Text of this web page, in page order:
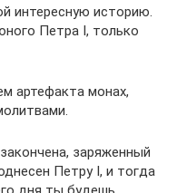
интересную историю.
Петра I, только
артефакта монах,
заряженный
Петру I, и тогда